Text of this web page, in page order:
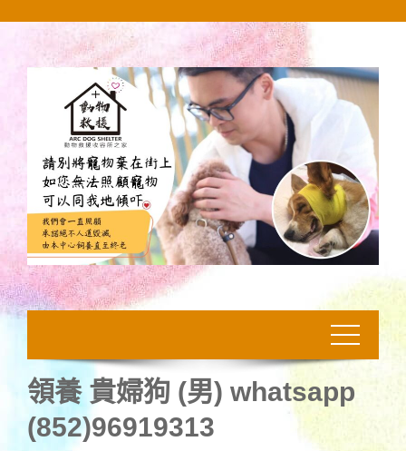
領養 貴婦狗 (男) whatsapp
(852)96919313